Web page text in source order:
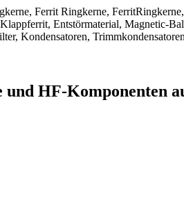
Ferrit Ringkerne,
Entstörmaterial, Magnetic-
Kondensatoren,
HF-Komponenten